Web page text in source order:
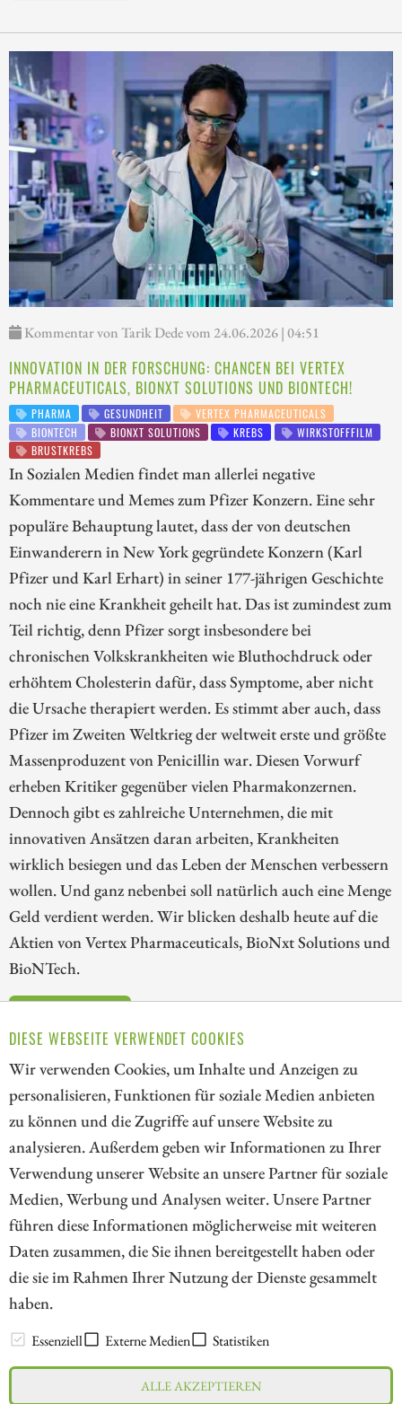
DIESE WEBSEITE VERWENDET COOKIES
Wir verwenden Cookies, um Inhalte und Anzeigen zu
personalisieren, Funktionen für soziale Medien anbieten
zu können und die Zugriffe auf unsere Website zu
analysieren. Außerdem geben wir Informationen zu Ihrer
Verwendung unserer Website an unsere Partner für soziale
Medien, Werbung und Analysen weiter. Unsere Partner
führen diese Informationen möglicherweise mit weiteren
Daten zusammen, die Sie ihnen bereitgestellt haben oder
die sie im Rahmen Ihrer Nutzung der Dienste gesammelt
haben.
Essenziell Externe Medien Statistiken
ALLE AKZEPTIEREN
Kommentar von Tarik Dede vom 24.06.2026 | 04:51
INNOVATION IN DER FORSCHUNG: CHANCEN BEI VERTEX
PHARMACEUTICALS, BIONXT SOLUTIONS UND BIONTECH!
PHARMA GESUNDHEIT
VERTEX PHARMACEUTICALS
BIONTECH
BIONXT SOLUTIONS KREBS
WIRKSTOFFFILM
BRUSTKREBS
In Sozialen Medien findet man allerlei negative
Kommentare und Memes zum Pfizer Konzern. Eine sehr
populäre Behauptung lautet, dass der von deutschen
Einwanderern in New York gegründete Konzern (Karl
Pfizer und Karl Erhart) in seiner 177-jährigen Geschichte
noch nie eine Krankheit geheilt hat. Das ist zumindest zum
Teil richtig, denn Pfizer sorgt insbesondere bei
chronischen Volkskrankheiten wie Bluthochdruck oder
erhöhtem Cholesterin dafür, dass Symptome, aber nicht
die Ursache therapiert werden. Es stimmt aber auch, dass
Pfizer im Zweiten Weltkrieg der weltweit erste und größte
Massenproduzent von Penicillin war. Diesen Vorwurf
erheben Kritiker gegenüber vielen Pharmakonzernen.
Dennoch gibt es zahlreiche Unternehmen, die mit
innovativen Ansätzen daran arbeiten, Krankheiten
wirklich besiegen und das Leben der Menschen verbessern
wollen. Und ganz nebenbei soll natürlich auch eine Menge
Geld verdient werden. Wir blicken deshalb heute auf die
Aktien von Vertex Pharmaceuticals, BioNxt Solutions und
BioNTech.
7 10 11 12 13 14 15 16
// kapitalerhoehungen.de - © 2026 - Die Informationsplattform für
Investoren und Unternehmen rund um Kapitalerhöhung, Kapitalmarkt
und Unternehmensfinanzierung
LEXIKON